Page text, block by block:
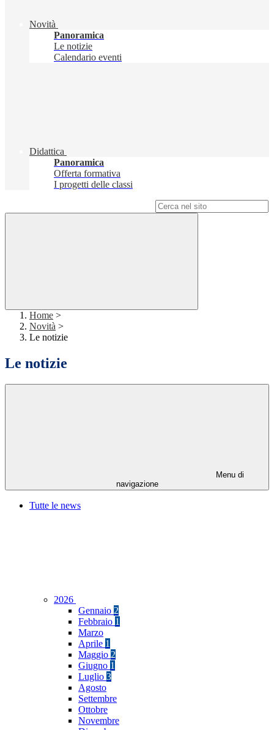
Novità
Panoramica
Le notizie
Calendario eventi
Didattica
Panoramica
Offerta formativa
I progetti delle classi
Home >
Novità >
Le notizie
Le notizie
Menu di
navigazione
Tutte le news
2026
Gennaio 2
Febbraio 1
Marzo
Aprile 1
Maggio 2
Giugno 1
Luglio 3
Agosto
Settembre
Ottobre
Novembre